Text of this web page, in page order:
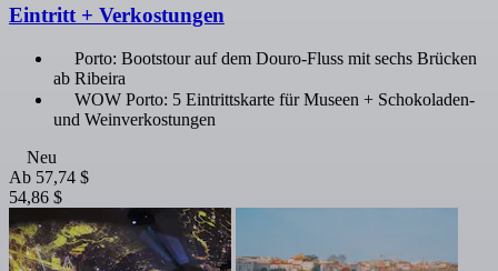
Eintritt + Verkostungen
Porto: Bootstour auf dem Douro-Fluss mit sechs Brücken
ab Ribeira
WOW Porto: 5 Eintrittskarte für Museen + Schokoladen-
und Weinverkostungen
Neu
Ab 57,74 $
54,86 $